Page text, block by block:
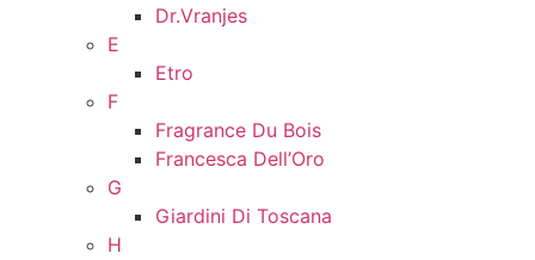
Dr.Vranjes
E
Etro
F
Fragrance Du Bois
Francesca Dell’Oro
G
Giardini Di Toscana
H